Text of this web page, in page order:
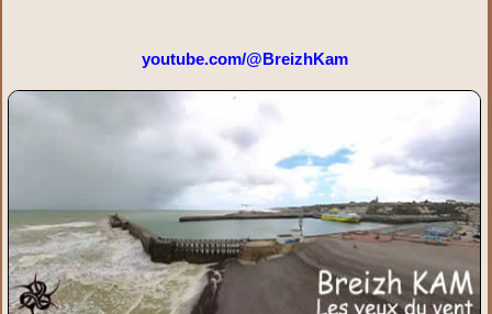
youtube.com/@BreizhKam